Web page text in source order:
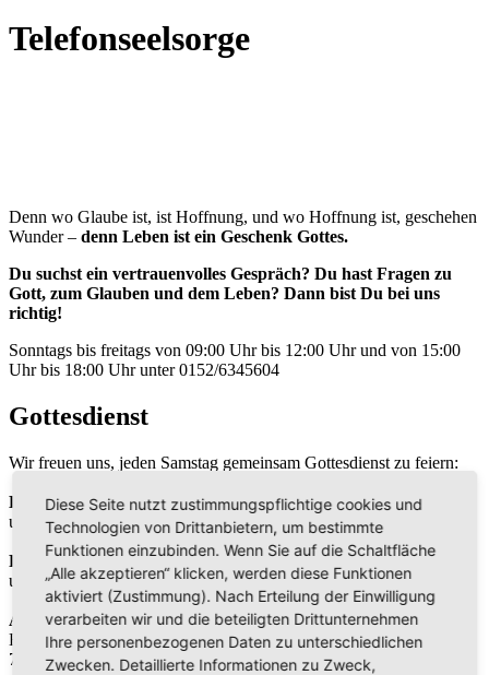
Telefonseelsorge
Denn wo Glaube ist, ist Hoffnung, und wo Hoffnung ist, geschehen
Wunder – denn Leben ist ein Geschenk Gottes.
Du suchst ein vertrauenvolles Gespräch? Du hast Fragen zu
Gott, zum Glauben und dem Leben? Dann bist Du bei uns
richtig!
Sonntags bis freitags von 09:00 Uhr bis 12:00 Uhr und von 15:00
Uhr bis 18:00 Uhr unter 0152/6345604
Gottesdienst
Wir freuen uns, jeden Samstag gemeinsam Gottesdienst zu feiern:
Bibelgespräch
um 9:30 Uhr
Predigt
um 10:30 Uhr
Adresse
Blasistr. 21
79650 Schopfheim
Diese Seite nutzt zustimmungspflichtige cookies und
Technologien von Drittanbietern, um bestimmte
Funktionen einzubinden. Wenn Sie auf die Schaltfläche
„Alle akzeptieren“ klicken, werden diese Funktionen
aktiviert (Zustimmung). Nach Erteilung der Einwilligung
verarbeiten wir und die beteiligten Drittunternehmen
Ihre personenbezogenen Daten zu unterschiedlichen
Zwecken. Detaillierte Informationen zu Zweck,